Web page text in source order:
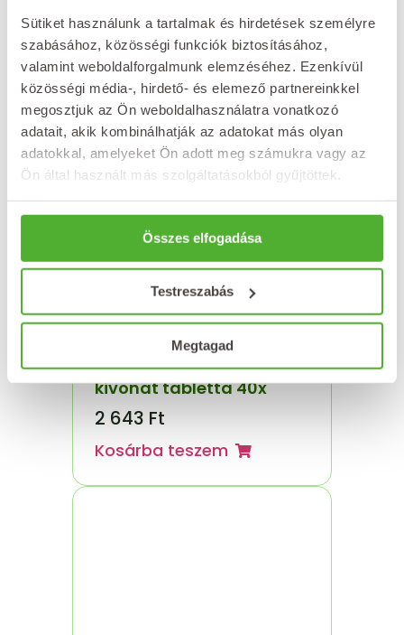
Sütiket használunk a tartalmak és hirdetések személyre
szabásához, közösségi funkciók biztosításához,
valamint weboldalforgalmunk elemzéséhez. Ezenkívül
közösségi média-, hirdető- és elemező partnereinkkel
megosztjuk az Ön weboldalhasználatra vonatkozó
adatait, akik kombinálhatják az adatokat más olyan
adatokkal, amelyeket Ön adott meg számukra vagy az
Ön által használt más szolgáltatásokból gyűjtöttek.
Összes elfogadása
Testreszabás
Megtagad
2 241 Ft
Nincs raktáron
NATURLAND 2000 mg C-
vitamin + csipkebogyó-
kivonat tabletta 40x
Értékelés:5.00/ 5
2 643 Ft
Kosárba teszem